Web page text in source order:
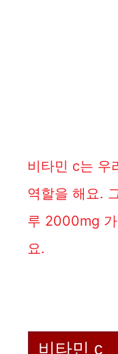
비타민 c는 우
역할을 해요.
루 2000mg
요.
비타민 c